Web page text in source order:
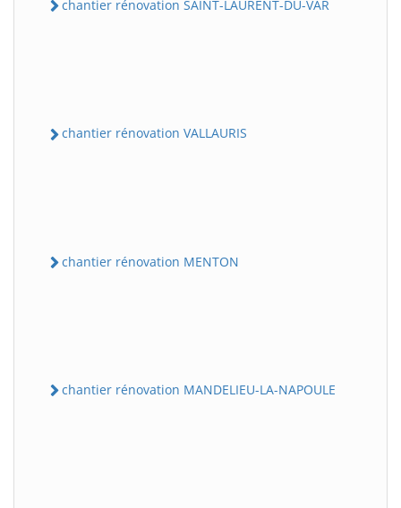
chantier rénovation SAINT-LAURENT-DU-VAR
chantier rénovation VALLAURIS
chantier rénovation MENTON
chantier rénovation MANDELIEU-LA-NAPOULE